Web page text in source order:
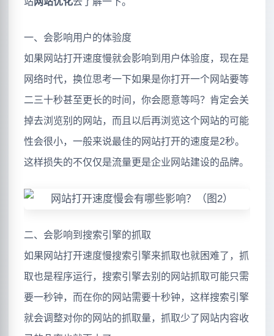
一、会影响用户的体验度
如果网站打开速度慢就会影响到用户体验度，现在是
网络时代，换位思考一下如果是你打开一个网站要等
二三十秒甚至更长的时间，你会愿意等吗？肯定会关
掉去浏览别的网站，而且以后再浏览这个网站的可能
性会很小，一般来说最佳的网站打开的速度是2秒。
这样损失的不仅仅是流量更是企业网站建设的品牌。
二、会影响到搜索引擎的抓取
如果网站打开速度慢搜索引擎来抓取也就困难了，抓
取也是程序运行，搜索引擎去别的网站抓取可能只需
要一秒钟，而在你的网站需要十秒钟，这样搜索引擎
就会调整对你的网站的抓取量，抓取少了网站内容收